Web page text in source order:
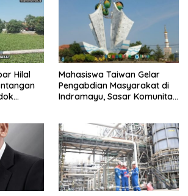
Hilal
Mahasiswa Taiwan Gelar
Pengabdian Masyarakat di
Indramayu, Sasar Komunitas